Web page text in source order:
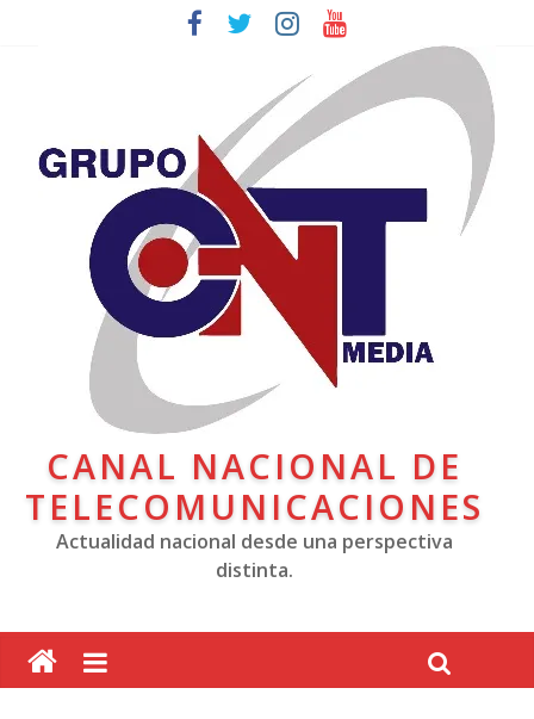
CANAL NACIONAL DE
TELECOMUNICACIONES
Actualidad nacional desde una perspectiva
distinta.